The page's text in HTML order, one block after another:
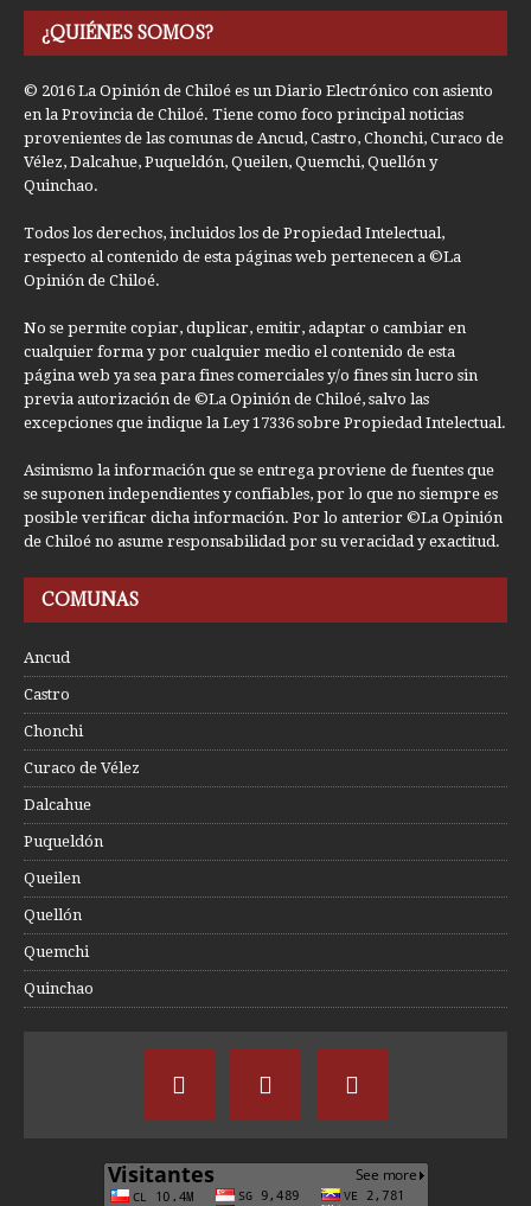
¿QUIÉNES SOMOS?
© 2016 La Opinión de Chiloé es un Diario Electrónico con asiento
en la Provincia de Chiloé. Tiene como foco principal noticias
provenientes de las comunas de Ancud, Castro, Chonchi, Curaco de
Vélez, Dalcahue, Puqueldón, Queilen, Quemchi, Quellón y
Quinchao.
Todos los derechos, incluidos los de Propiedad Intelectual,
respecto al contenido de esta páginas web pertenecen a ©La
Opinión de Chiloé.
No se permite copiar, duplicar, emitir, adaptar o cambiar en
cualquier forma y por cualquier medio el contenido de esta
página web ya sea para fines comerciales y/o fines sin lucro sin
previa autorización de ©La Opinión de Chiloé, salvo las
excepciones que indique la Ley 17336 sobre Propiedad Intelectual.
Asimismo la información que se entrega proviene de fuentes que
se suponen independientes y confiables, por lo que no siempre es
posible verificar dicha información. Por lo anterior ©La Opinión
de Chiloé no asume responsabilidad por su veracidad y exactitud.
COMUNAS
Ancud
Castro
Chonchi
Curaco de Vélez
Dalcahue
Puqueldón
Queilen
Quellón
Quemchi
Quinchao